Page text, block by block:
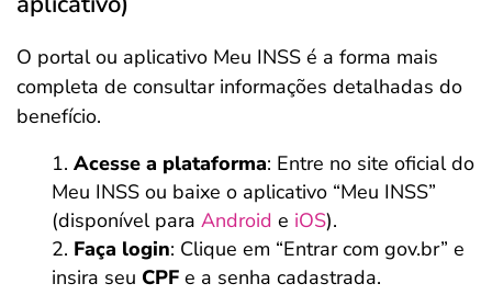
O portal ou aplicativo Meu INSS é a forma mais
completa de consultar informações detalhadas do
benefício.
Acesse a plataforma: Entre no site oficial do
Meu INSS ou baixe o aplicativo “Meu INSS”
(disponível para Android e iOS).
Faça login: Clique em “Entrar com gov.br” e
insira seu CPF e a senha cadastrada.